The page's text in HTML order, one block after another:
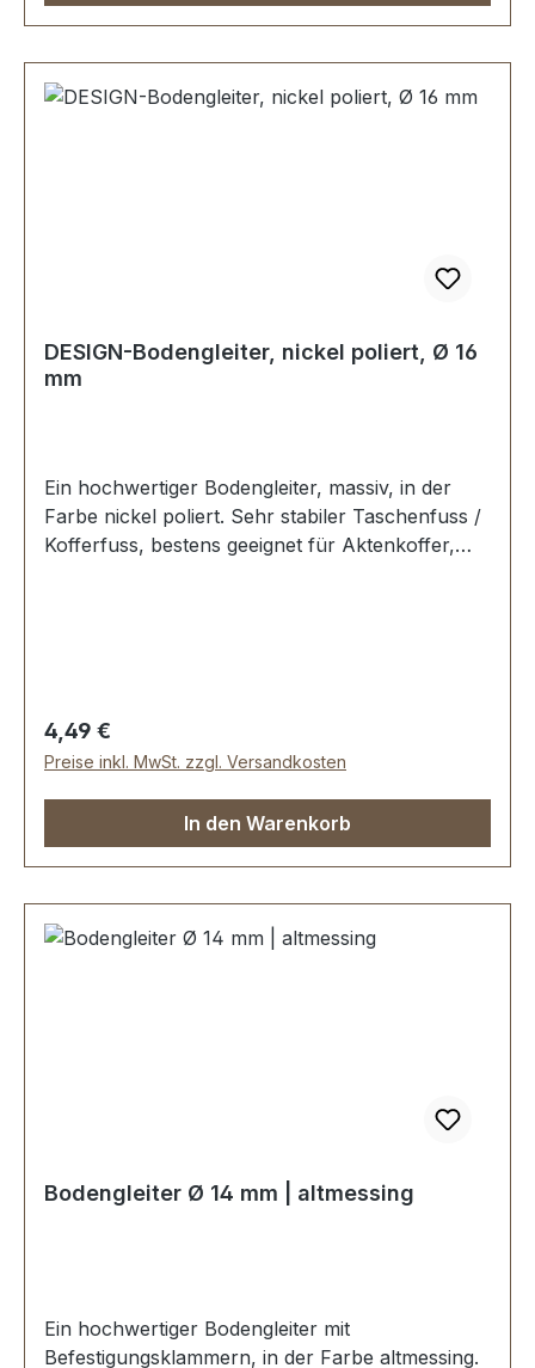
DESIGN-Bodengleiter, nickel poliert, Ø 16
mm
Ein hochwertiger Bodengleiter, massiv, in der
Farbe nickel poliert. Sehr stabiler Taschenfuss /
Kofferfuss, bestens geeignet für Aktenkoffer,
Regulärer Preis:
4,49 €
Preise inkl. MwSt. zzgl. Versandkosten
In den Warenkorb
Bodengleiter Ø 14 mm | altmessing
Ein hochwertiger Bodengleiter mit
Befestigungsklammern, in der Farbe altmessing.